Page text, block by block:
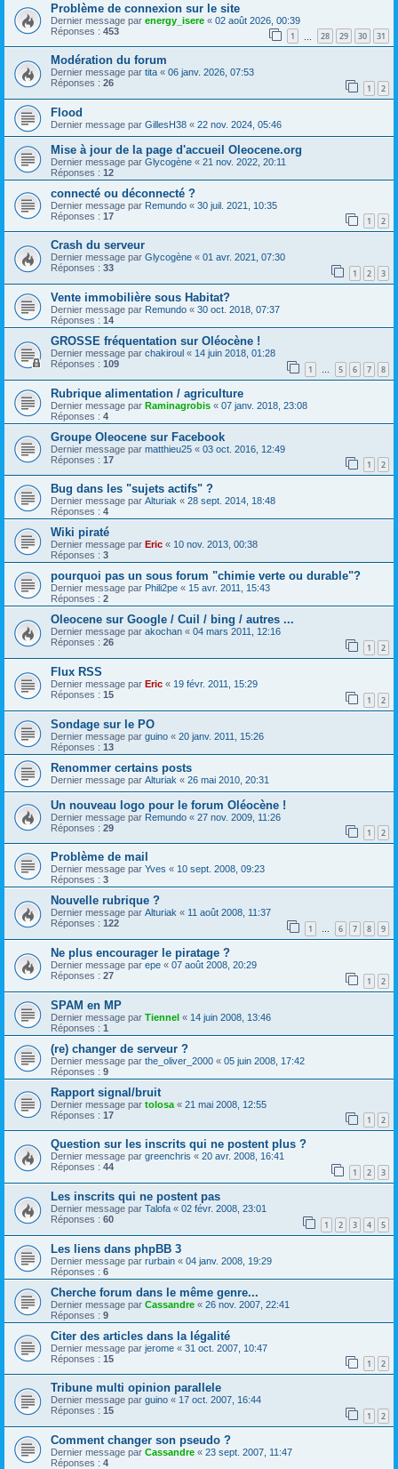
Problème de connexion sur le site
Dernier message par energy_isere « 02 août 2026, 00:39
Réponses : 453 1 28 29 30 31
Modération du forum
Dernier message par tita « 06 janv. 2026, 07:53
Réponses : 26 1 2
Flood
Dernier message par GillesH38 « 22 nov. 2024, 05:46
Mise à jour de la page d'accueil Oleocene.org
Dernier message par Glycogène « 21 nov. 2022, 20:11
Réponses : 12
connecté ou déconnecté ?
Dernier message par Remundo « 30 juil. 2021, 10:35
Réponses : 17 1 2
Crash du serveur
Dernier message par Glycogène « 01 avr. 2021, 07:30
Réponses : 33 1 2 3
Vente immobilière sous Habitat?
Dernier message par Remundo « 30 oct. 2018, 07:37
Réponses : 14
GROSSE fréquentation sur Oléocène !
Dernier message par chakiroul « 14 juin 2018, 01:28
Réponses : 109 1 … 5 6 7 8
Rubrique alimentation / agriculture
Dernier message par Raminagrobis « 07 janv. 2018, 23:08
Réponses : 4
Groupe Oleocene sur Facebook
Dernier message par matthieu25 « 03 oct. 2016, 12:49
Réponses : 17 1 2
Bug dans les "sujets actifs" ?
Dernier message par Alturiak « 28 sept. 2014, 18:48
Réponses : 4
Wiki piraté
Dernier message par Eric « 10 nov. 2013, 00:38
Réponses : 3
pourquoi pas un sous forum "chimie verte ou durable"?
Dernier message par Phili2pe « 15 avr. 2011, 15:43
Réponses : 2
Oleocene sur Google / Cuil / bing / autres ...
Dernier message par akochan « 04 mars 2011, 12:16
Réponses : 26 1 2
Flux RSS
Dernier message par Eric « 19 févr. 2011, 15:29
Réponses : 15 1 2
Sondage sur le PO
Dernier message par guino « 20 janv. 2011, 15:26
Réponses : 13
Renommer certains posts
Dernier message par Alturiak « 26 mai 2010, 20:31
Un nouveau logo pour le forum Oléocène !
Dernier message par Remundo « 27 nov. 2009, 11:26
Réponses : 29 1 2
Problème de mail
Dernier message par Yves « 10 sept. 2008, 09:23
Réponses : 3
Nouvelle rubrique ?
Dernier message par Alturiak « 11 août 2008, 11:37
Réponses : 122 1 … 6 7 8 9
Ne plus encourager le piratage ?
Dernier message par epe « 07 août 2008, 20:29
Réponses : 27 1 2
SPAM en MP
Dernier message par Tiennel « 14 juin 2008, 13:46
Réponses : 1
(re) changer de serveur ?
Dernier message par the_oliver_2000 « 05 juin 2008, 17:42
Réponses : 9
Rapport signal/bruit
Dernier message par tolosa « 21 mai 2008, 12:55
Réponses : 17 1 2
Question sur les inscrits qui ne postent plus ?
Dernier message par greenchris « 20 avr. 2008, 16:41
Réponses : 44 1 2 3
Les inscrits qui ne postent pas
Dernier message par Talofa « 02 févr. 2008, 23:01
Réponses : 60 1 2 3 4 5
Les liens dans phpBB 3
Dernier message par rurbain « 04 janv. 2008, 19:29
Réponses : 6
Cherche forum dans le même genre...
Dernier message par Cassandre « 26 nov. 2007, 22:41
Réponses : 9
Citer des articles dans la légalité
Dernier message par jerome « 31 oct. 2007, 10:47
Réponses : 15 1 2
Tribune multi opinion parallele
Dernier message par guino « 17 oct. 2007, 16:44
Réponses : 15 1 2
Comment changer son pseudo ?
Dernier message par Cassandre « 23 sept. 2007, 11:47
Réponses : 4